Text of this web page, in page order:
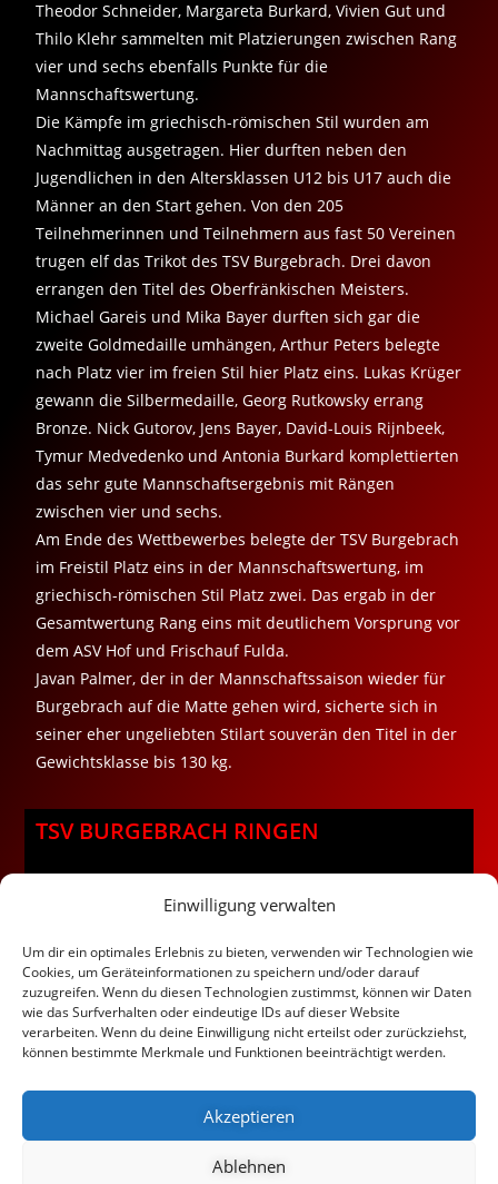
Einwilligung verwalten
Um dir ein optimales Erlebnis zu bieten, verwenden wir Technologien wie
Cookies, um Geräteinformationen zu speichern und/oder darauf
zuzugreifen. Wenn du diesen Technologien zustimmst, können wir Daten
wie das Surfverhalten oder eindeutige IDs auf dieser Website
verarbeiten. Wenn du deine Einwilligung nicht erteilst oder zurückziehst,
können bestimmte Merkmale und Funktionen beeinträchtigt werden.
Akzeptieren
Ablehnen
Theodor Schneider, Margareta Burkard, Vivien Gut und
Thilo Klehr sammelten mit Platzierungen zwischen Rang
vier und sechs ebenfalls Punkte für die
Mannschaftswertung.
Die Kämpfe im griechisch-römischen Stil wurden am
Nachmittag ausgetragen. Hier durften neben den
Jugendlichen in den Altersklassen U12 bis U17 auch die
Männer an den Start gehen. Von den 205
Teilnehmerinnen und Teilnehmern aus fast 50 Vereinen
trugen elf das Trikot des TSV Burgebrach. Drei davon
errangen den Titel des Oberfränkischen Meisters.
Michael Gareis und Mika Bayer durften sich gar die
zweite Goldmedaille umhängen, Arthur Peters belegte
nach Platz vier im freien Stil hier Platz eins. Lukas Krüger
gewann die Silbermedaille, Georg Rutkowsky errang
Bronze. Nick Gutorov, Jens Bayer, David-Louis Rijnbeek,
Tymur Medvedenko und Antonia Burkard komplettierten
das sehr gute Mannschaftsergebnis mit Rängen
zwischen vier und sechs.
Am Ende des Wettbewerbes belegte der TSV Burgebrach
im Freistil Platz eins in der Mannschaftswertung, im
griechisch-römischen Stil Platz zwei. Das ergab in der
Gesamtwertung Rang eins mit deutlichem Vorsprung vor
dem ASV Hof und Frischauf Fulda.
Javan Palmer, der in der Mannschaftssaison wieder für
Burgebrach auf die Matte gehen wird, sicherte sich in
seiner eher ungeliebten Stilart souverän den Titel in der
Gewichtsklasse bis 130 kg.
TSV BURGEBRACH RINGEN
Facebook
Instagram
COPYRIGHT BY RINGEN IN BURGEBRACH